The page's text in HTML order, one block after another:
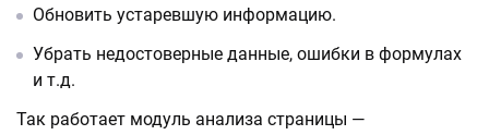
Обновить устаревшую информацию.
Убрать недостоверные данные, ошибки в формулах
и т.д.
Так работает модуль анализа страницы —